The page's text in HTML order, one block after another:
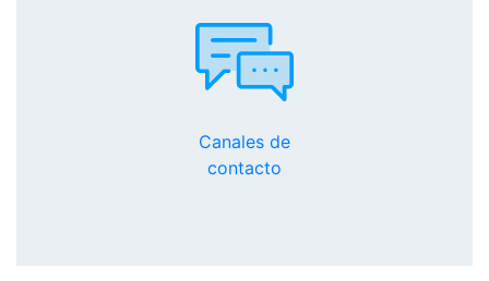
Canales de
contacto